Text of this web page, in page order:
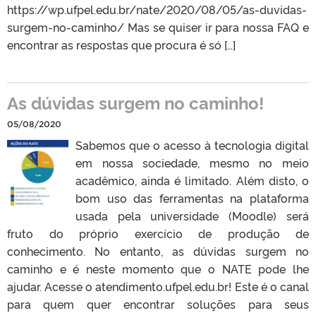
https://wp.ufpel.edu.br/nate/2020/08/05/as-duvidas-
surgem-no-caminho/ Mas se quiser ir para nossa FAQ e
encontrar as respostas que procura é só […]
As dúvidas surgem no caminho!
05/08/2020
Sabemos que o acesso à tecnologia digital
em nossa sociedade, mesmo no meio
acadêmico, ainda é limitado. Além disto, o
bom uso das ferramentas na plataforma
usada pela universidade (Moodle) será
fruto do próprio exercício de produção de
conhecimento. No entanto, as dúvidas surgem no
caminho e é neste momento que o NATE pode lhe
ajudar. Acesse o atendimento.ufpel.edu.br! Este é o canal
para quem quer encontrar soluções para seus